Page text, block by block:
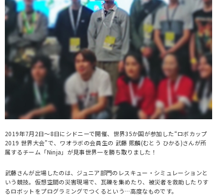
2019年7月2日～8日にシドニーで開催、世界35か国が参加した“ロボカップ
2019 世界大会”で、ワオラボの会員生の 武藤 熙麟(むとう ひかる)さんが所
属するチーム「Ninja」が見事世界一を勝ち取りました！
武藤さんが出場したのは、ジュニア部門のレスキュー・シミュレーションと
いう競技。仮想空間の災害現場で、瓦礫を集めたり、被災者を救助したりす
るロボットをプログラミングでつくるという…高度なものです。